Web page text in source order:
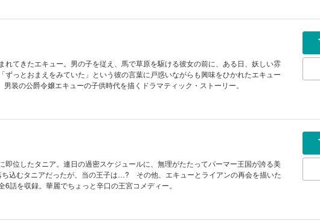
れてきたエキュー。男の子を従え、馬で草原を駆ける彼女の前に、ある日、妖しい雰
ずっとおまえをみていた」という彼の言葉に戸惑いながらも興味をひかれたエキュー
装の公爵令嬢エキューの子供時代を描くドラマティック・ストーリー。
即位したタニア。連日の過密スケジュールに、無理がたたってパーマー王国が誇る美
込むタニアだったが、当の王子は…? その他、エキューとライアンの再会を描いた
6話を収録。華麗でちょっと辛口の王宮コメディー。